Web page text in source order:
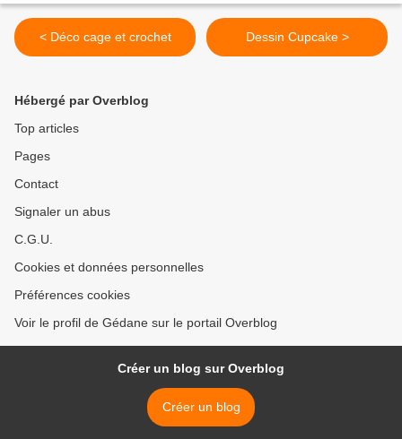
< Déco cage et crochet Dessin Cupcake >
Hébergé par Overblog
Top articles
Pages
Contact
Signaler un abus
C.G.U.
Cookies et données personnelles
Préférences cookies
Voir le profil de Gédane sur le portail Overblog
Créer un blog sur Overblog
Créer un blog